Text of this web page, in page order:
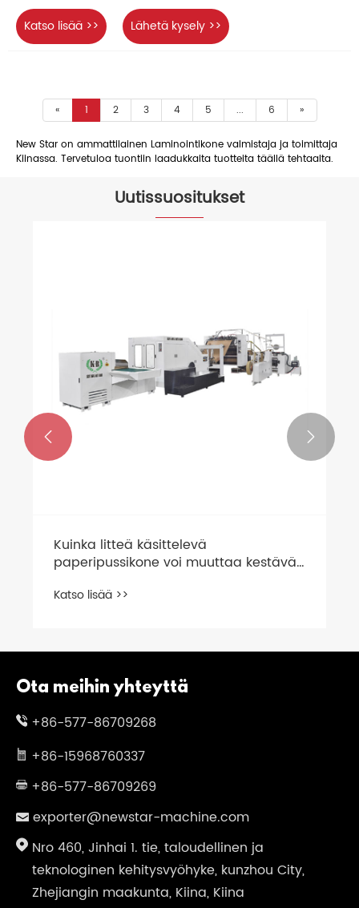
Katso lisää >> Lähetä kysely >>
« 1 2 3 4 5 ... 6 »
New Star on ammattilainen Laminointikone valmistaja ja toimittaja
Kiinassa. Tervetuloa tuontiin laadukkaita tuotteita täällä tehtaalta.
Uutissuositukset
Kuinka litteä käsittelevä
paperipussikone voi muuttaa kestävän
Katso lisää >>
 
Ota meihin yhteyttä
+86-577-86709268
+86-15968760337
+86-577-86709269
exporter@newstar-machine.com
Nro 460, Jinhai 1. tie, taloudellinen ja
teknologinen kehitysvyöhyke, kunzhou City,
Zhejiangin maakunta, Kiina, Kiina